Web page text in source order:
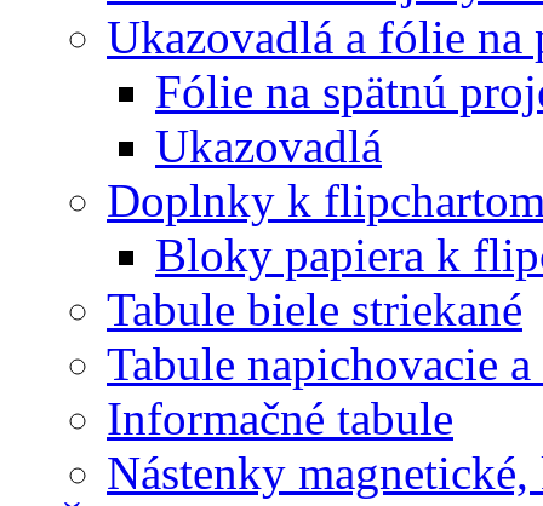
Ukazovadlá a fólie na
Fólie na spätnú
Ukazovadlá
Doplnky k
Bloky papiera k
Tabule biele striekané
Tabule napichovacie
Informačné tabule
Nástenky